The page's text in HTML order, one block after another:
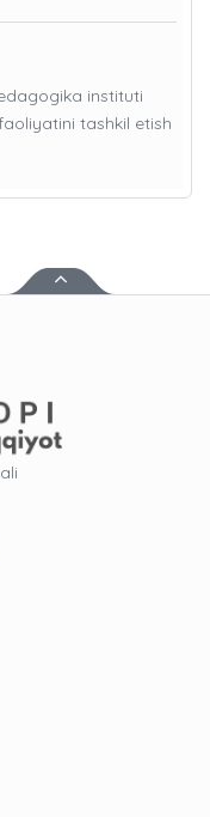
instituti
tashkil etish